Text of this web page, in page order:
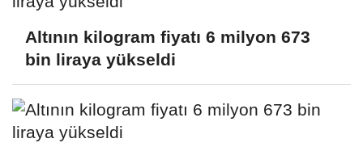
Altının kilogram fiyatı 6 milyon 673
bin liraya yükseldi